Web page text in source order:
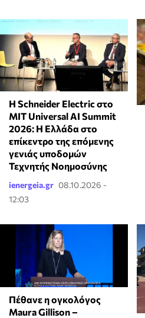
Η Schneider Electric στο
MIT Universal AI Summit
2026: Η Ελλάδα στο
επίκεντρο της επόμενης
γενιάς υποδομών
Τεχνητής Νοημοσύνης
ienergeia.gr 08.10.2026 -
12:03
Πέθανε η ογκολόγος
Maura Gillison –